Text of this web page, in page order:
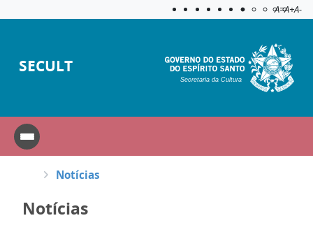
Aplicar
A=A+A-
SECULT
Secretaria da Cultura
Notícias
Notícias